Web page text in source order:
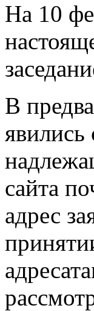
На 10
В
сайта
адрес